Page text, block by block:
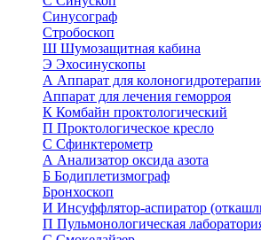
Синусограф
Стробоскоп
Ш Шумозащитная кабина
Э Эхосинускопы
А Аппарат для
Аппарат для лечения геморроя
К Комбайн проктологический
П Проктологическое кресло
С Сфинктерометр
А Анализатор оксида азота
Б Бодиплетизмограф
Бронхоскоп
И Инсуффлятор-аспиратор
П Пульмонологическая